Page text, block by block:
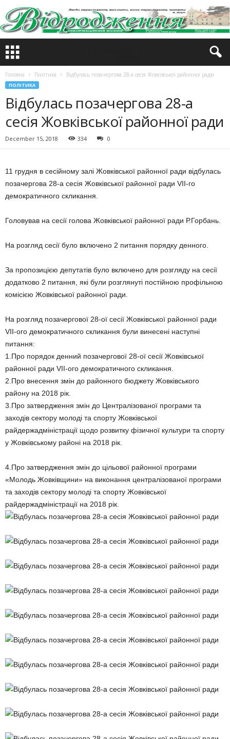
Головна Політика Відбулась позачергова 28-а сесія Жовківської районної ради
ПОЛІТИКА
Відбулась позачергова 28-а
сесія Жовківської районної ради
December 15, 2018 334 0
11 грудня в сесійному залі Жовківської районної ради відбулась
позачергова 28-а сесія Жовківської районної ради VII-го
демократичного скликання.
Головував на сесії голова Жовківської районної ради Р.Горбань.
На розгляд сесії було включено 2 питання порядку денного.
За пропозицією депутатів було включено для розгляду на сесії
додатково 2 питання, які були розглянуті постійною профільною
комісією Жовківської районної ради.
На розгляд позачергової 28-ої сесії Жовківської районної ради
VII-ого демократичного скликання були винесені наступні
питання:
1.Про порядок денний позачергової 28-ої сесії Жовківської
районної ради VII-ого демократичного скликання.
2.Про внесення змін до районного бюджету Жовківського
району на 2018 рік.
3.Про затвердження змін до Централізованої програми та
заходів сектору молоді та спорту Жовківської
райдержадміністрації щодо розвитку фізичної культури та спорту
у Жовківському районі на 2018 рік.
4.Про затвердження змін до цільової районної програми
«Молодь Жовківщини» на виконання централізованої програми
та заходів сектору молоді та спорту Жовківської
райдержадміністрації на 2018 рік.